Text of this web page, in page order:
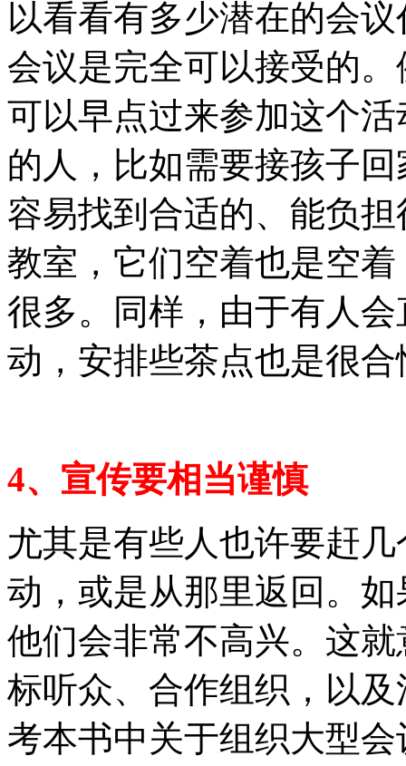
以看看有多少潜在的会
会议是完全可以接受的
可以早点过来参加这个
的人，比如需要接孩子
容易找到合适的、能负
教室，它们空着也是空
很多。同样，由于有人
动，安排些茶点也是很
4、宣传要相当谨慎
尤其是有些人也许要赶
动，或是从那里返回。
他们会非常不高兴。这
标听众、合作组织，以
考本书中关于组织大型